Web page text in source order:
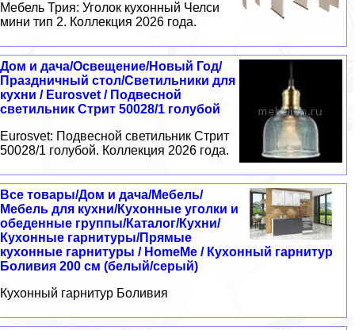
Мебель Трия: Уголок кухонный Челси
мини тип 2. Коллекция 2026 года.
Дом и дача/Освещение/Новый Год/
Праздничный стол/Светильники для
кухни / Eurosvet / Подвесной
светильник Стрит 50028/1 голубой
Eurosvet: Подвесной светильник Стрит
50028/1 голубой. Коллекция 2026 года.
Все товары/Дом и дача/Мебель/
Мебель для кухни/Кухонные уголки и
обеденные группы/Каталог/Кухни/
Кухонные гарнитуры/Прямые
кухонные гарнитуры / HomeMe / Кухонный гарнитур
Боливия 200 см (белый/серый)
Кухонный гарнитур Боливия